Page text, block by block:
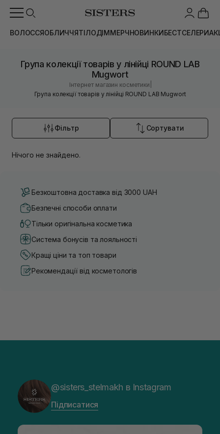
ВОЛОССЯОБЛИЧЧЯТІЛОДІММЕРЧНОВИНКИБЕСТСЕЛЕРИ
Група колекції товарів у лінійці ROUND LAB
Mugwort
Інтернет магазин косметики
Група колекції товарів у лінійці ROUND LAB Mugwort
Фільтр Сортувати
Нічого не знайдено.
Безкоштовна доставка від 3000 UAH
Безпечні способи оплати
Тільки оригінальна косметика
Система бонусів та лояльності
Кращі ціни та топ товари
Рекомендації від косметологів
@sisters_stelmakh в Instagram
Підписатися